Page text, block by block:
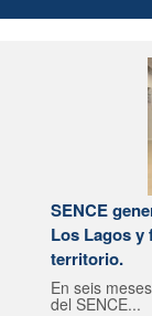
SENCE
Los Lagos y
territorio.
En seis
del SENCE...